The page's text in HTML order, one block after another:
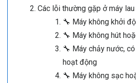
Các lỗi thường gặp ở máy lau
🔧 Máy không khởi
🔧 Máy không hút
🔧 Máy chảy nước,
hoạt động
🔧 Máy không sạc